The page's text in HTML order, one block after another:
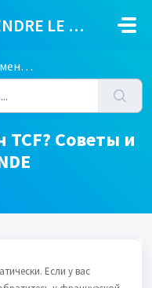
APPRENDRE LE FRANÇAIS
TCF? Советы и
Если у вас